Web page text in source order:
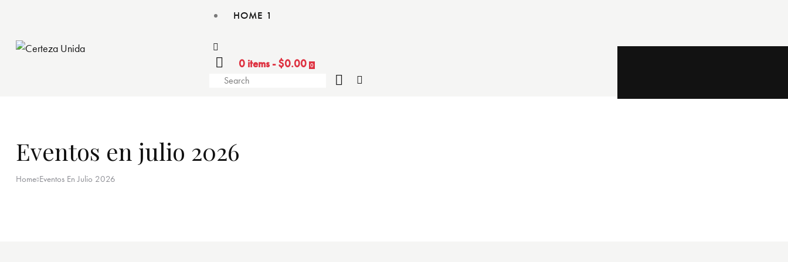
HOME 1
0 items -$0.00 0
Eventos en julio 2026
Home Eventos En Julio 2026